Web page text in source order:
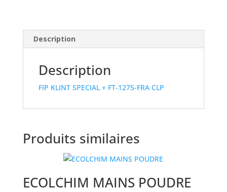
Description
Description
FIP KLINT SPECIAL + FT-1275-FRA CLP
Produits similaires
ECOLCHIM MAINS POUDRE